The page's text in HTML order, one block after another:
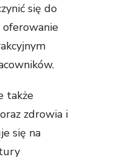
się do
także
zdrowia i
się na